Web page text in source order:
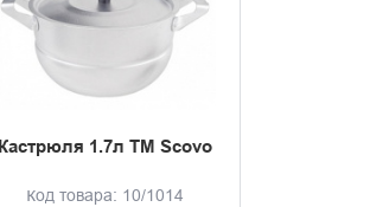
Кастрюля 1.7л ТМ Scovo
Код товара: 10/1014